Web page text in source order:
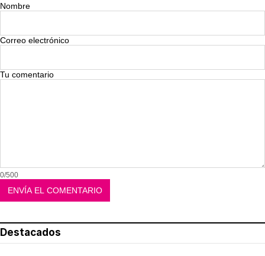
Nombre
Correo electrónico
Tu comentario
0/500
Destacados